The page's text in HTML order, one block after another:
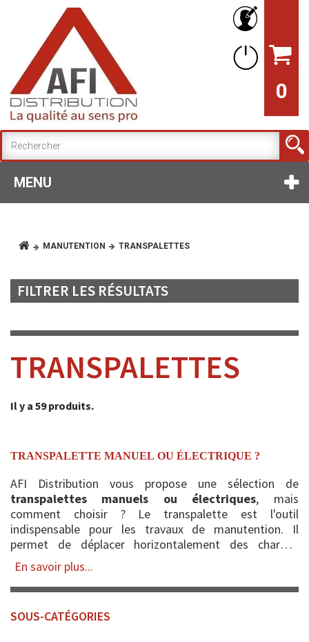
0
MENU
MANUTENTION TRANSPALETTES
FILTRER LES RÉSULTATS
TRANSPALETTES
Il y a 59 produits.
TRANSPALETTE MANUEL OU ÉLECTRIQUE ?
AFI Distribution vous propose une sélection de
transpalettes manuels ou électriques, mais
comment choisir ? Le transpalette est l'outil
indispensable pour les travaux de manutention. Il
permet de déplacer horizontalement des charges
jusqu'à cinq tonnes et montées sur palettes. Les deux
fourches du transpale...
En savoir plus...
SOUS-CATÉGORIES